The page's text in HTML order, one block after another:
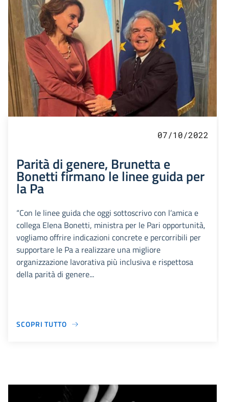
07/10/2022
Parità di genere, Brunetta e
Bonetti firmano le linee guida per
la Pa
“Con le linee guida che oggi sottoscrivo con l’amica e
collega Elena Bonetti, ministra per le Pari opportunità,
vogliamo offrire indicazioni concrete e percorribili per
supportare le Pa a realizzare una migliore
organizzazione lavorativa più inclusiva e rispettosa
della parità di genere...
SCOPRI TUTTO